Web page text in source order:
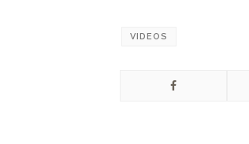
VIDEOS